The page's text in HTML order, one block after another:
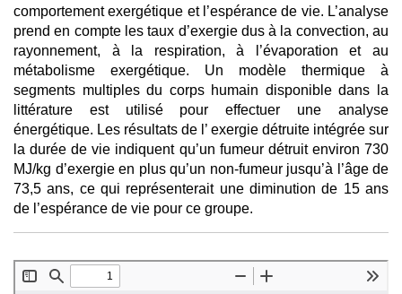
comportement exergétique et l’espérance de vie. L’analyse
prend en compte les taux d’exergie dus à la convection, au
rayonnement, à la respiration, à l’évaporation et au
métabolisme exergétique. Un modèle thermique à
segments multiples du corps humain disponible dans la
littérature est utilisé pour effectuer une analyse
énergétique. Les résultats de l’ exergie détruite intégrée sur
la durée de vie indiquent qu’un fumeur détruit environ 730
MJ/kg d’exergie en plus qu’un non-fumeur jusqu’à l’âge de
73,5 ans, ce qui représenterait une diminution de 15 ans
de l’espérance de vie pour ce groupe.